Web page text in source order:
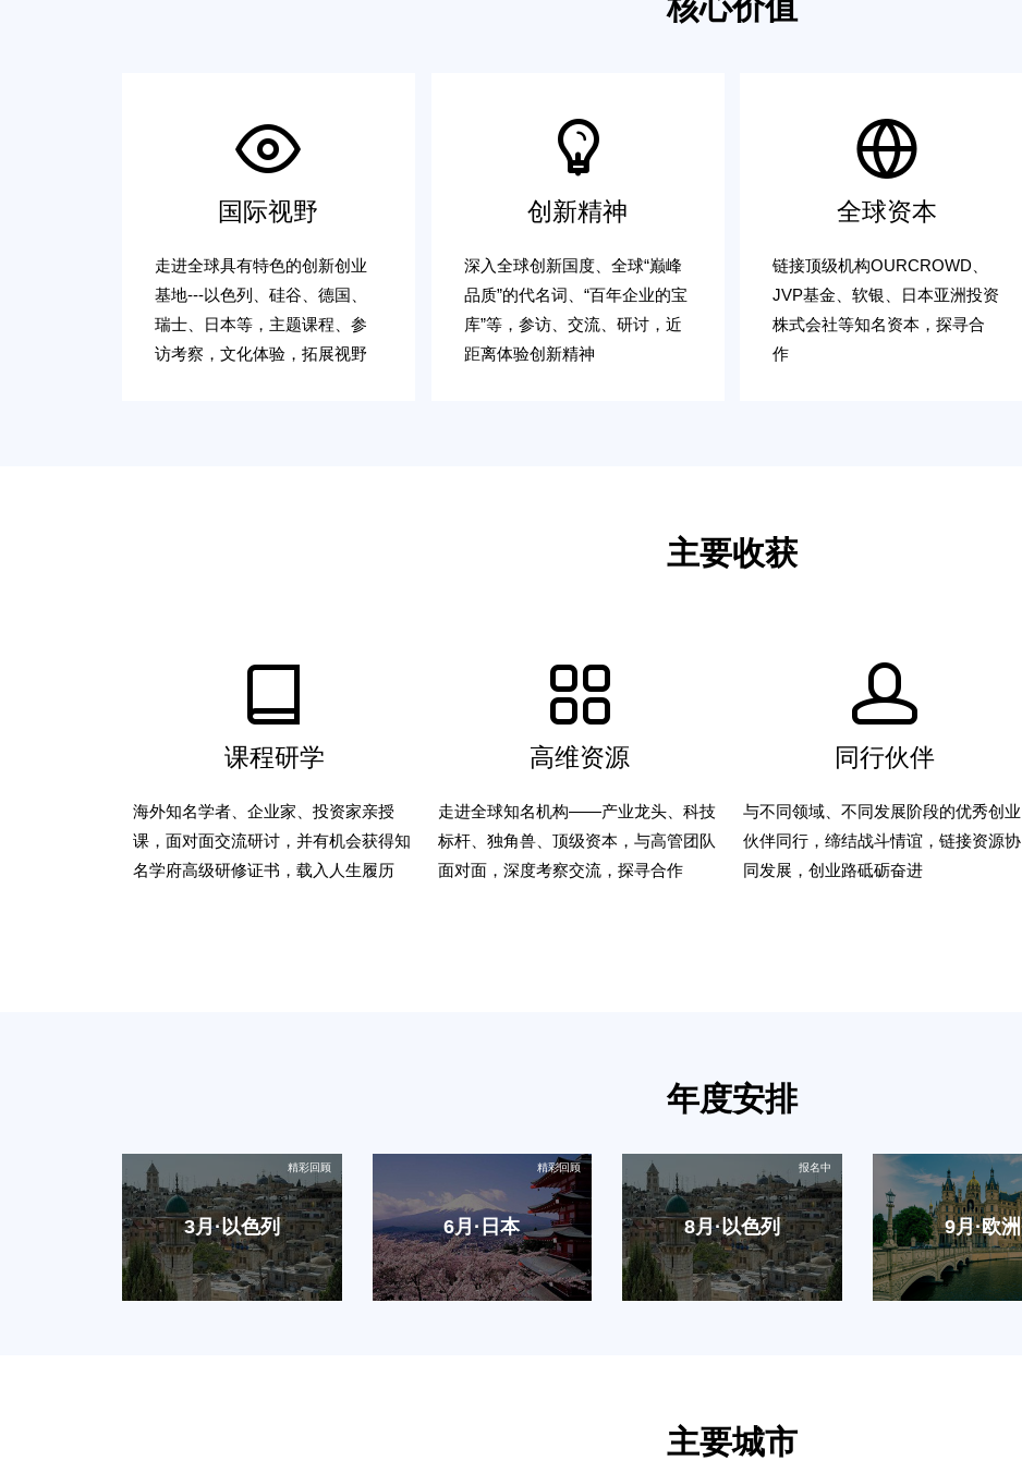
核心价值
国际视野
走进全球具有特色的创新创业
基地---以色列、硅谷、德国、
瑞士、日本等，主题课程、参
访考察，文化体验，拓展视野
创新精神
深入全球创新国度、全球“巅峰
品质”的代名词、“百年企业的宝
库”等，参访、交流、研讨，近
距离体验创新精神
全球资本
链接顶级机构OURCROWD、
JVP基金、软银、日本亚洲投资
株式会社等知名资本，探寻合
作
主要收获
课程研学
海外知名学者、企业家、投资家亲授
课，面对面交流研讨，并有机会获得知
名学府高级研修证书，载入人生履历
高维资源
走进全球知名机构——产业龙头、科技
标杆、独角兽、顶级资本，与高管团队
面对面，深度考察交流，探寻合作
同行伙伴
与不同领域、不同发展阶段的优秀创业
伙伴同行，缔结战斗情谊，链接资源协
同发展，创业路砥砺奋进
年度安排
3月·以色列 6月·日本 8月·以色列 9月·欧洲
主要城市